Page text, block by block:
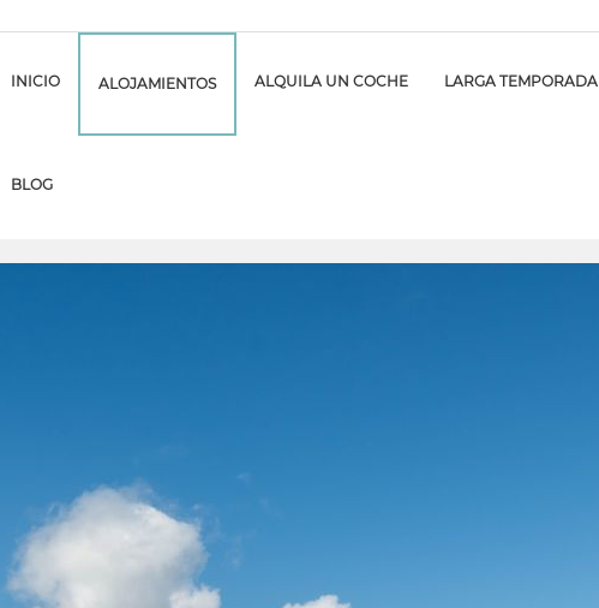
INICIO ALOJAMIENTOS ALQUILA UN COCHE LARGA TEMPORADA
BLOG